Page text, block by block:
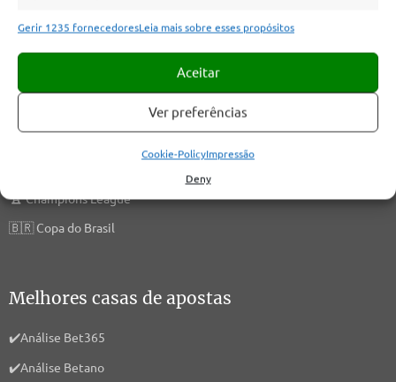
Gerir 1235 fornecedoresLeia mais sobre esses propósitos
Aceitar
Deny
Ver preferências
Cookie-PolicyImpressão
🏆Copa Libertadores
🏆Champions League
🇧🇷Copa do Brasil
Melhores casas de apostas
✔️Análise Bet365
✔️Análise Betano